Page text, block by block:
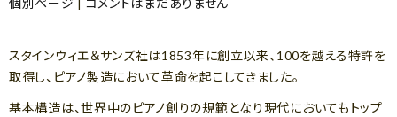
個別ページ|コメントはまだありません
スタインウィエ＆サンズ社は1853年に創立以来、100を越える特許を
取得し、ピアノ製造において革命を起こしてきました。
基本構造は、世界中のピアノ創りの規範となり現代においてもトップ